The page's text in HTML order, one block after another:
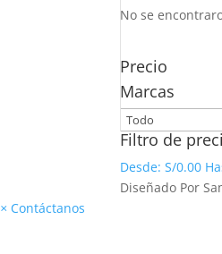
No se
Precio
Marcas
Filtro de
Desde:S/0.00
Diseñado Por
× Contáctanos